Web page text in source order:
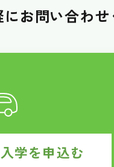
お問い合わせ
入学を申込む